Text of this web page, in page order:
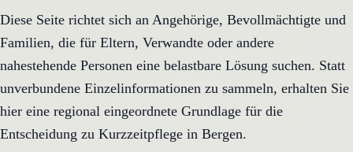
Diese Seite richtet sich an Angehörige, Bevollmächtigte und
Familien, die für Eltern, Verwandte oder andere
nahestehende Personen eine belastbare Lösung suchen. Statt
unverbundene Einzelinformationen zu sammeln, erhalten Sie
hier eine regional eingeordnete Grundlage für die
Entscheidung zu Kurzzeitpflege in Bergen.